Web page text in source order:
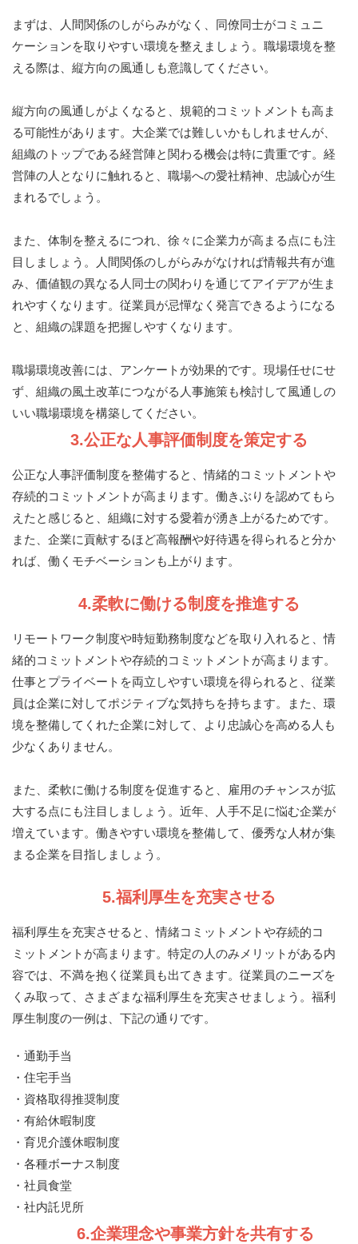
まずは、人間関係のしがらみがなく、同僚同士がコミュニ
ケーションを取りやすい環境を整えましょう。職場環境を整
える際は、縦方向の風通しも意識してください。
縦方向の風通しがよくなると、規範的コミットメントも高ま
る可能性があります。大企業では難しいかもしれませんが、
組織のトップである経営陣と関わる機会は特に貴重です。経
営陣の人となりに触れると、職場への愛社精神、忠誠心が生
まれるでしょう。
また、体制を整えるにつれ、徐々に企業力が高まる点にも注
目しましょう。人間関係のしがらみがなければ情報共有が進
み、価値観の異なる人同士の関わりを通じてアイデアが生ま
れやすくなります。従業員が忌憚なく発言できるようになる
と、組織の課題を把握しやすくなります。
職場環境改善には、アンケートが効果的です。現場任せにせ
ず、組織の風土改革につながる人事施策も検討して風通しの
いい職場環境を構築してください。
3.公正な人事評価制度を策定する
公正な人事評価制度を整備すると、情緒的コミットメントや
存続的コミットメントが高まります。働きぶりを認めてもら
えたと感じると、組織に対する愛着が湧き上がるためです。
また、企業に貢献するほど高報酬や好待遇を得られると分か
れば、働くモチベーションも上がります。
4.柔軟に働ける制度を推進する
リモートワーク制度や時短勤務制度などを取り入れると、情
緒的コミットメントや存続的コミットメントが高まります。
仕事とプライベートを両立しやすい環境を得られると、従業
員は企業に対してポジティブな気持ちを持ちます。また、環
境を整備してくれた企業に対して、より忠誠心を高める人も
少なくありません。
また、柔軟に働ける制度を促進すると、雇用のチャンスが拡
大する点にも注目しましょう。近年、人手不足に悩む企業が
増えています。働きやすい環境を整備して、優秀な人材が集
まる企業を目指しましょう。
5.福利厚生を充実させる
福利厚生を充実させると、情緒コミットメントや存続的コ
ミットメントが高まります。特定の人のみメリットがある内
容では、不満を抱く従業員も出てきます。従業員のニーズを
くみ取って、さまざまな福利厚生を充実させましょう。福利
厚生制度の一例は、下記の通りです。
・通勤手当
・住宅手当
・資格取得推奨制度
・有給休暇制度
・育児介護休暇制度
・各種ボーナス制度
・社員食堂
・社内託児所
6.企業理念や事業方針を共有する